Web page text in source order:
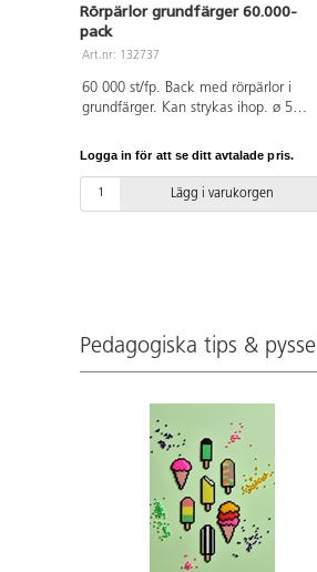
Rörpärlor grundfärger 60.000-
pack
Art.nr: 132737
60 000 st/fp. Back med rörpärlor i
grundfärger. Kan strykas ihop. ø 5
PVC-fri. Går att använda till
licensnummer 3095 0007. Från 3 år.
Logga in för att se ditt avtalade pris.
Lägg i varukorgen
Pedagogiska tips & pyssel